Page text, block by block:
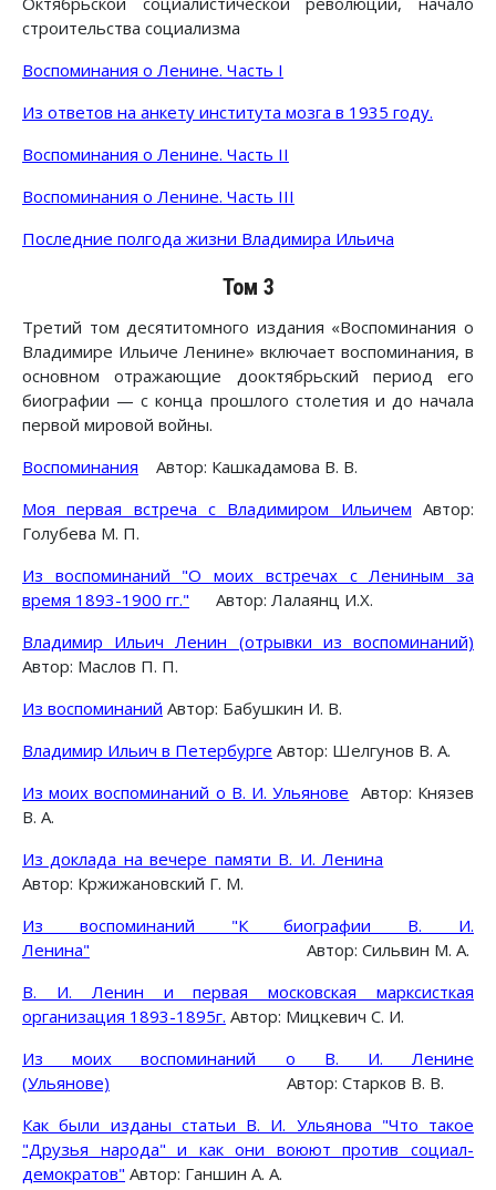
строительства социализма
Воспоминания о Ленине. Часть I
Из ответов на анкету института мозга в 1935 году.
Воспоминания о Ленине. Часть II
Воспоминания о Ленине. Часть III
Последние полгода жизни Владимира Ильича
Том 3
Третий том десятитомного издания «Воспоминания о
Владимире Ильиче Ленине» включает воспоминания, в
основном отражающие дооктябрьский период его
биографии — с конца прошлого столетия и до начала
первой мировой войны.
Воспоминания Автор: Кашкадамова В. В.
Моя первая встреча с Владимиром Ильичем Автор:
Голубева М. П.
Из воспоминаний "О моих встречах с Лениным за
время 1893-1900 гг." Автор: Лалаянц И.Х.
Владимир Ильич Ленин (отрывки из воспоминаний)
Автор: Маслов П. П.
Из воспоминаний Автор: Бабушкин И. В.
Владимир Ильич в Петербурге Автор: Шелгунов В. А.
Из моих воспоминаний о В. И. Ульянове Автор: Князев
В. А.
Из доклада на вечере памяти В. И. Ленина
Автор: Кржижановский Г. М.
Из воспоминаний "К биографии В. И.
Ленина" Автор: Сильвин М. А.
В. И. Ленин и первая московская марксисткая
организация 1893-1895г. Автор: Мицкевич С. И.
Из моих воспоминаний о В. И. Ленине
(Ульянове) Автор: Старков В. В.
Как были изданы статьи В. И. Ульянова "Что такое
"Друзья народа" и как они воюют против социал-
демократов" Автор: Ганшин А. А.